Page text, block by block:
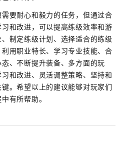
要耐心和毅力的任务，但通过合
和改进，可以提高练级效率和游
制定练级计划、选择适合的练级
用职业特长、学习专业技能、合
、不断提升装备、多方面的玩
和改进、灵活调整策略、坚持和
。希望以上的建议能够对玩家们
有所帮助。